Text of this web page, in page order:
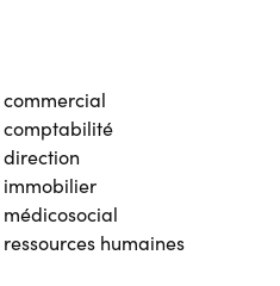
comptabilité
direction
immobilier
humaines